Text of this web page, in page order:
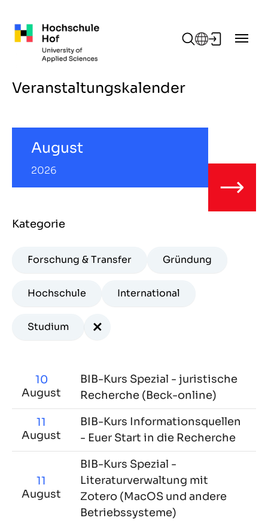
Veranstaltungskalender
August
2026
Kategorie
Forschung & Transfer Gründung
Hochschule International
Studium +
10
August
BIB-Kurs Spezial - juristische
Recherche (Beck-online)
11
August
BIB-Kurs Informationsquellen
- Euer Start in die Recherche
11
August
BIB-Kurs Spezial -
Literaturverwaltung mit
Zotero (MacOS und andere
Betriebssysteme)